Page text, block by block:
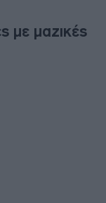
με μαζικές